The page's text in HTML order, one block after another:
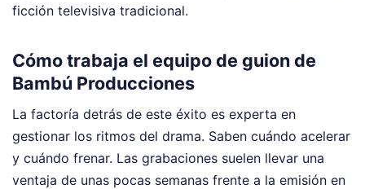
ficción televisiva tradicional.
Cómo trabaja el equipo de guion de
Bambú Producciones
La factoría detrás de este éxito es experta en
gestionar los ritmos del drama. Saben cuándo acelerar
y cuándo frenar. Las grabaciones suelen llevar una
ventaja de unas pocas semanas frente a la emisión en